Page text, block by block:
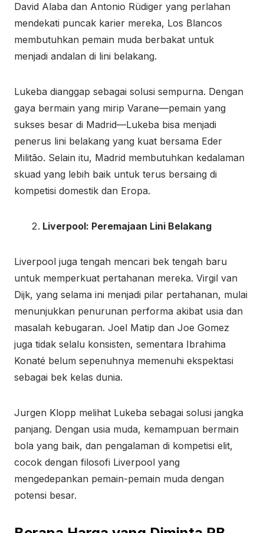
David Alaba dan Antonio Rüdiger yang perlahan
mendekati puncak karier mereka, Los Blancos
membutuhkan pemain muda berbakat untuk
menjadi andalan di lini belakang.
Lukeba dianggap sebagai solusi sempurna. Dengan
gaya bermain yang mirip Varane—pemain yang
sukses besar di Madrid—Lukeba bisa menjadi
penerus lini belakang yang kuat bersama Eder
Militão. Selain itu, Madrid membutuhkan kedalaman
skuad yang lebih baik untuk terus bersaing di
kompetisi domestik dan Eropa.
Liverpool: Peremajaan Lini Belakang
Liverpool juga tengah mencari bek tengah baru
untuk memperkuat pertahanan mereka. Virgil van
Dijk, yang selama ini menjadi pilar pertahanan, mulai
menunjukkan penurunan performa akibat usia dan
masalah kebugaran. Joel Matip dan Joe Gomez
juga tidak selalu konsisten, sementara Ibrahima
Konaté belum sepenuhnya memenuhi ekspektasi
sebagai bek kelas dunia.
Jurgen Klopp melihat Lukeba sebagai solusi jangka
panjang. Dengan usia muda, kemampuan bermain
bola yang baik, dan pengalaman di kompetisi elit,
cocok dengan filosofi Liverpool yang
mengedepankan pemain-pemain muda dengan
potensi besar.